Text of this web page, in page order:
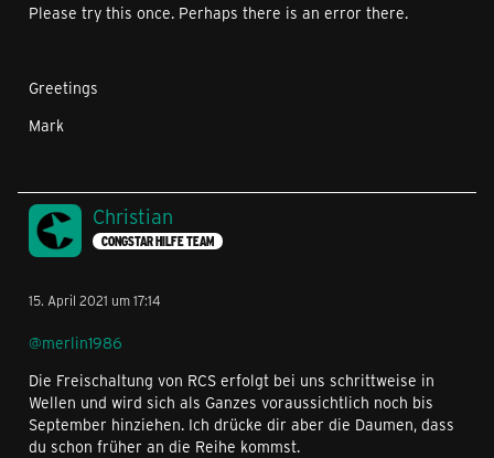
Please try this once. Perhaps there is an error there.
Greetings
Mark
Christian
CONGSTAR HILFE TEAM
15. April 2021 um 17:14
@merlin1986
Die Freischaltung von RCS erfolgt bei uns schrittweise in
Wellen und wird sich als Ganzes voraussichtlich noch bis
September hinziehen. Ich drücke dir aber die Daumen, dass
du schon früher an die Reihe kommst.